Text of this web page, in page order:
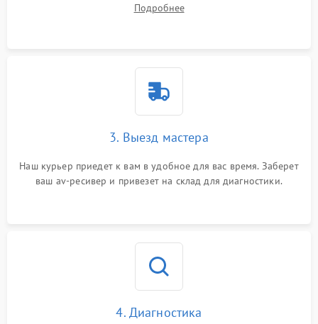
Подробнее
3. Выезд мастера
Наш курьер приедет к вам в удобное для вас время. Заберет
ваш av-ресивер и привезет на склад для диагностики.
4. Диагностика